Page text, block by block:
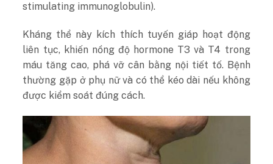
stimulating immunoglobulin).
Kháng thể này kích thích tuyến giáp hoạt động
liên tục, khiến nồng độ hormone T3 và T4 trong
máu tăng cao, phá vỡ cân bằng nội tiết tố. Bệnh
thường gặp ở phụ nữ và có thể kéo dài nếu không
được kiểm soát đúng cách.